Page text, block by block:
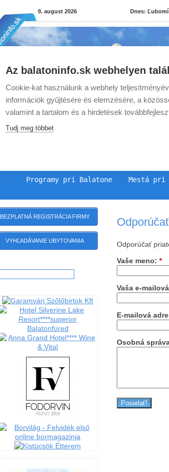
9. august 2026 Dnes:
Programy pri Balatone Mestá pri
Odporúčať
Vaše meno: *
Vaša e-
E-mailová
Osobná
BEZPLATNÁ REGISTRÁCIA FIRMY
VYHĽADÁVANIE UBYTOVANIA
Az balatoninfo.sk webhelyen
Cookie-kat használunk a webhely
információk gyűjtésére és elemzésére, a
valamint a tartalom és a hirdetések
Tudj meg többet